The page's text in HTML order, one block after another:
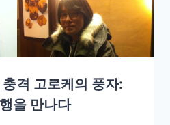
격 고로케의 풍자:
을 만나다